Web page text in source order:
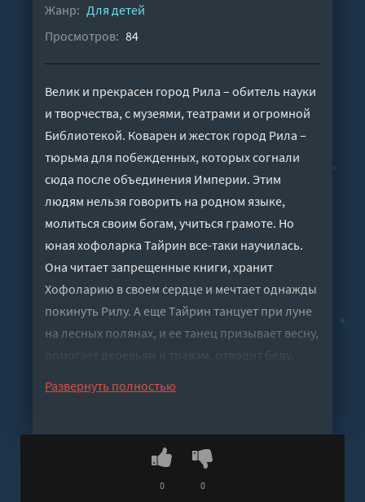
Жанр: Для детей
Просмотров: 84
Велик и прекрасен город Рила – обитель науки
и творчества, с музеями, театрами и огромной
Библиотекой. Коварен и жесток город Рила –
тюрьма для побежденных, которых согнали
сюда после объединения Империи. Этим
людям нельзя говорить на родном языке,
молиться своим богам, учиться грамоте. Но
юная хофоларка Тайрин все-таки научилась.
Она читает запрещенные книги, хранит
Хофоларию в своем сердце и мечтает однажды
покинуть Рилу. А еще Тайрин танцует при луне
на лесных полянах, и ее танец призывает весну,
помогает деревьям и травам, отводит беду.
часть; танцуй, чтобы узнать тайны вселенной,
прях» – увлекательное фэнтези Тамары
Михеевой, автора множества произведений
Развернуть полностью
0 0